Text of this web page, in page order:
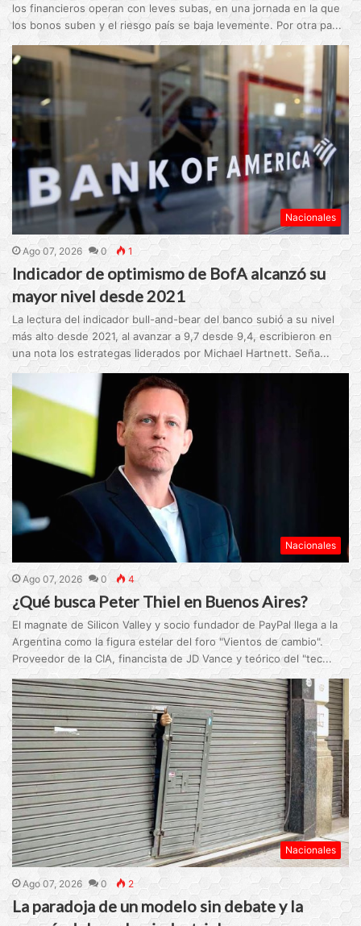
los financieros operan con leves subas, en una jornada en la que
los bonos suben y el riesgo país se baja levemente. Por otra pa...
Nacionales
Ago 07, 2026 0 1
Indicador de optimismo de BofA alcanzó su
mayor nivel desde 2021
La lectura del indicador bull-and-bear del banco subió a su nivel
más alto desde 2021, al avanzar a 9,7 desde 9,4, escribieron en
una nota los estrategas liderados por Michael Hartnett. Seña...
Nacionales
Ago 07, 2026 0 4
¿Qué busca Peter Thiel en Buenos Aires?
El magnate de Silicon Valley y socio fundador de PayPal llega a la
Argentina como la figura estelar del foro "Vientos de cambio".
Proveedor de la CIA, financista de JD Vance y teórico del "tec...
Nacionales
Ago 07, 2026 0 2
La paradoja de un modelo sin debate y la